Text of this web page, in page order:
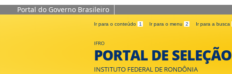
Portal do Governo Brasileiro
Ir para o conteúdo 1 Ir para o menu 2 Ir para a busca
IFRO
PORTAL DE SELEÇÃO
INSTITUTO FEDERAL DE RONDÔNIA